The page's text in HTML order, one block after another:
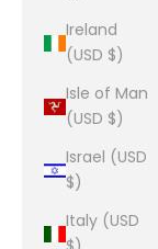
Ireland
(USD $)
Isle of Man
(USD $)
Israel (USD
$)
Italy (USD